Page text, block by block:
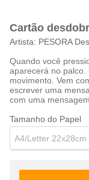
Cartão
Artista: PESORA
Quando você
aparecerá no palco.
movimento. Vem
escrever uma
com uma
Tamanho do Papel
A4/Letter 22x28cm